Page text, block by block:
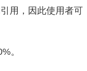
用，因此使用者可
。